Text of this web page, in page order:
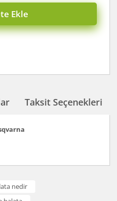
Ekle
Taksit Seçenekleri
noktaları öneri
iletebilirsiniz.
nedir